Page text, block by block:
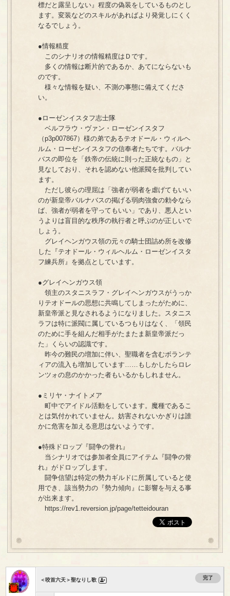
標だと露呈しない』程度の偽装をしているものとし
ます。変装などのスキルがあればより発覚しにくく
なるでしょう。
●情報精度
このシナリオの情報精度はＤです。
多くの情報は断片的であるか、あてにならないも
のです。
様々な情報を疑い、不測の事態に備えてくださ
い。
●ローゼンイスタフ志士隊
ベルフラウ・ヴァン・ローゼンイスタフ
（p3p007867）様の弟であるテオドール・ウィルヘ
ルム・ローゼンイスタフの信奉者たちです。バルナ
バスの即位を「鉄帝の伝統に則った正統なもの」と
見なしており、それを認めない他派閥を批判してい
ます。
ただし彼らの理屈は「強者が弱者を虐げてもいい
のが新皇帝バルナバスの掲げる弱肉強食の勅令なら
ば、強者が弱者を守ってもいい」であり、悪人とい
うよりは盲目的な秩序の執行者と呼ぶのが正しいで
しょう。
グレイヘンガウス領の元々の騎士団詰め所を改修
した『テオドール・ウィルヘルム・ローゼンイスタ
フ練兵所』を拠点としています。
●グレイヘンガウス領
領主のスタニスラフ・グレイヘンガウスがうっか
りテオドールの思想に共鳴してしまったがために、
新皇帝派と見なされるようになりました。スタニス
ラフは特に派閥に属しているつもりはなく、「領民
のために手を組んだ相手がたまたま新皇帝派だっ
た」くらいの認識です。
昨今の難民の増加に伴い、聖職者を含むボランテ
ィアの流入も増加しています……もしかしたらロレ
ンツォの息のかかった者もいるかもしれません。
●ミリヤ・ナイトメア
町中でアイドル活動をしています。魔種であるこ
とは気付かれていません。妨害されないかぎりは誰
かに危害を加える意思はないようです。
●特殊ドロップ『闘争の誉れ』
当シナリオでは参加者全員にアイテム『闘争の誉
れ』がドロップします。
闘争信望は特定の勢力ギルドに所属していると使
用でき、該当勢力の『勢力傾向』に影響を与える事
が出来ます。
https://rev1.reversion.jp/page/tetteidouran
＜咬首六天＞聖なりし歌 完了